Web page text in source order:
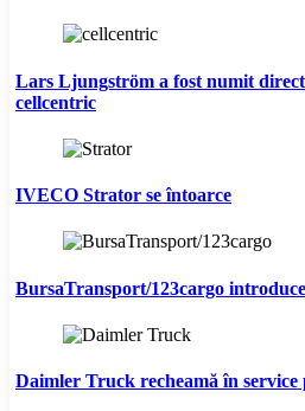
Lars Ljungström a fost numit
cellcentric
IVECO Strator se întoarce
BursaTransport/123cargo
Daimler Truck recheamă în service